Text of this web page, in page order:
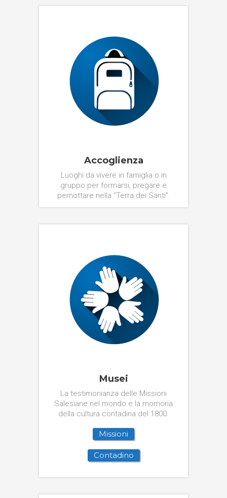
Accoglienza
Luoghi da vivere in famiglia o in
gruppo per formarsi, pregare e
pernottare nella “Terra dei Santi”.
Musei
La testimonianza delle Missioni
Salesiane nel mondo e la momoria
della cultura contadina del 1800.
Missioni
Contadino